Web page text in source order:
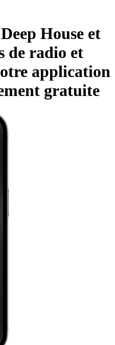
House et
de radio et
application
gratuite